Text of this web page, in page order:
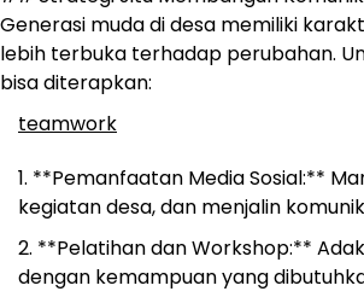
Generasi muda di desa memiliki
lebih terbuka terhadap perubahan.
bisa diterapkan:
teamwork
**Pemanfaatan Media Sosial:**
kegiatan desa, dan menjalin
**Pelatihan dan Workshop:**
dengan kemampuan yang